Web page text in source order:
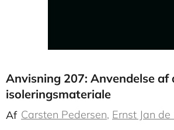
Anvisning 207: Anvendelse
isoleringsmateriale
Af Carsten Pedersen Ernst Jan